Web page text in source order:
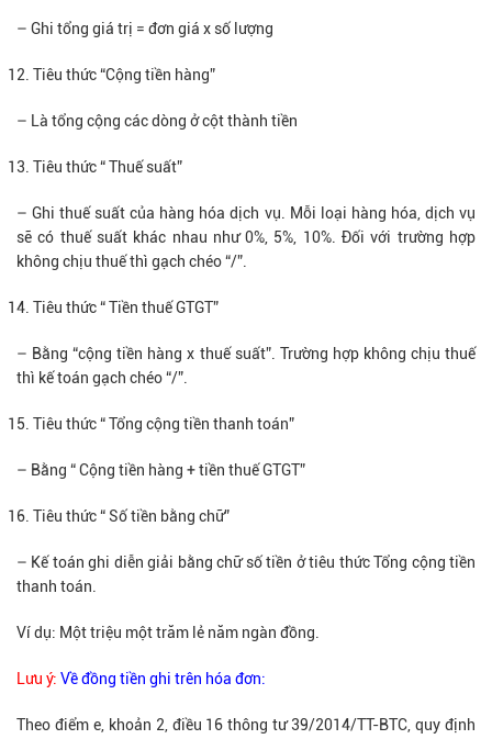
– Ghi tổng giá trị = đơn giá x số lượng
Tiêu thức “Cộng tiền hàng”
– Là tổng cộng các dòng ở cột thành tiền
Tiêu thức “ Thuế suất”
– Ghi thuế suất của hàng hóa dịch vụ. Mỗi loại hàng hóa, dịch vụ
sẽ có thuế suất khác nhau như 0%, 5%, 10%. Đối với trường hợp
không chịu thuế thì gạch chéo “/”.
Tiêu thức “ Tiền thuế GTGT”
– Bằng “cộng tiền hàng x thuế suất”. Trường hợp không chịu thuế
thì kế toán gạch chéo “/”.
Tiêu thức “ Tổng cộng tiền thanh toán”
– Bằng “ Cộng tiền hàng + tiền thuế GTGT”
Tiêu thức “ Số tiền bằng chữ”
– Kế toán ghi diễn giải bằng chữ số tiền ở tiêu thức Tổng cộng tiền
thanh toán.
Ví dụ: Một triệu một trăm lẻ năm ngàn đồng.
Lưu ý: Về đồng tiền ghi trên hóa đơn:
Theo điểm e, khoản 2, điều 16 thông tư 39/2014/TT-BTC, quy định